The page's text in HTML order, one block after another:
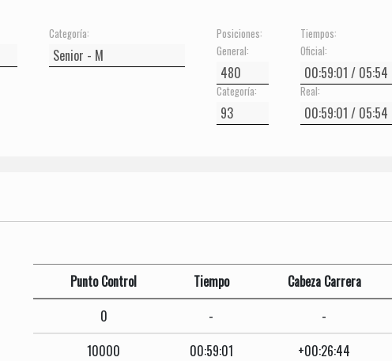
Categoría:
Posiciones:
General:
Categoría:
Tiempos:
Oficial:
Real:
Punto Control Tiempo Cabeza Carrera
0
- -
10000
00:59:01 +00:26:44